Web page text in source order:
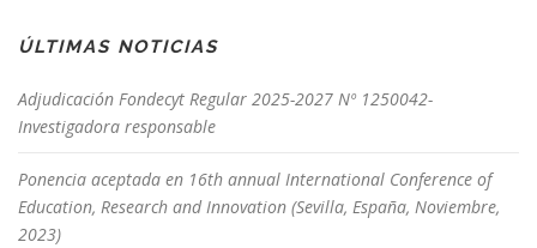
ÚLTIMAS NOTICIAS
Adjudicación Fondecyt Regular 2025-2027 Nº 1250042-
Investigadora responsable
Ponencia aceptada en 16th annual International Conference of
Education, Research and Innovation (Sevilla, España, Noviembre,
2023)